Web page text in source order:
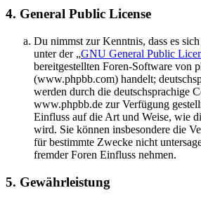
4. General Public License
Du nimmst zur Kenntnis, dass es
unter der „GNU General Public
bereitgestellten Foren-Software von
(www.phpbb.com) handelt;
werden durch die deutschsprachige
www.phpbb.de zur Verfügung
Einfluss auf die Art und Weise, wie
wird. Sie können insbesondere die
für bestimmte Zwecke nicht
fremder Foren Einfluss nehmen.
5. Gewährleistung